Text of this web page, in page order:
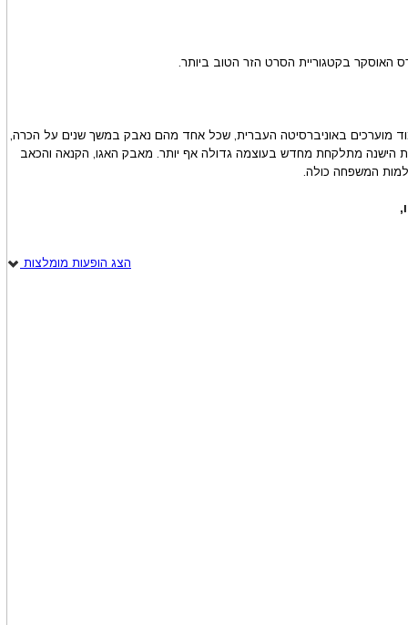
האוסקר בקטגוריית הסרט הזר הטוב ביותר.
מוערכים באוניברסיטה העברית, שכל אחד מהם נאבק במשך שנים על הכרה,
הישנה מתלקחת מחדש בעוצמה גדולה אף יותר. מאבק האגו, הקנאה והכאב
המשפחה כולה.
הצג הופעות מומלצות